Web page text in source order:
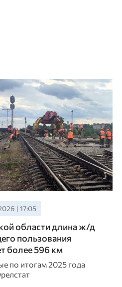
| 17:05
области длина ж/д
пользования
более 596 км
по итогам 2025 года